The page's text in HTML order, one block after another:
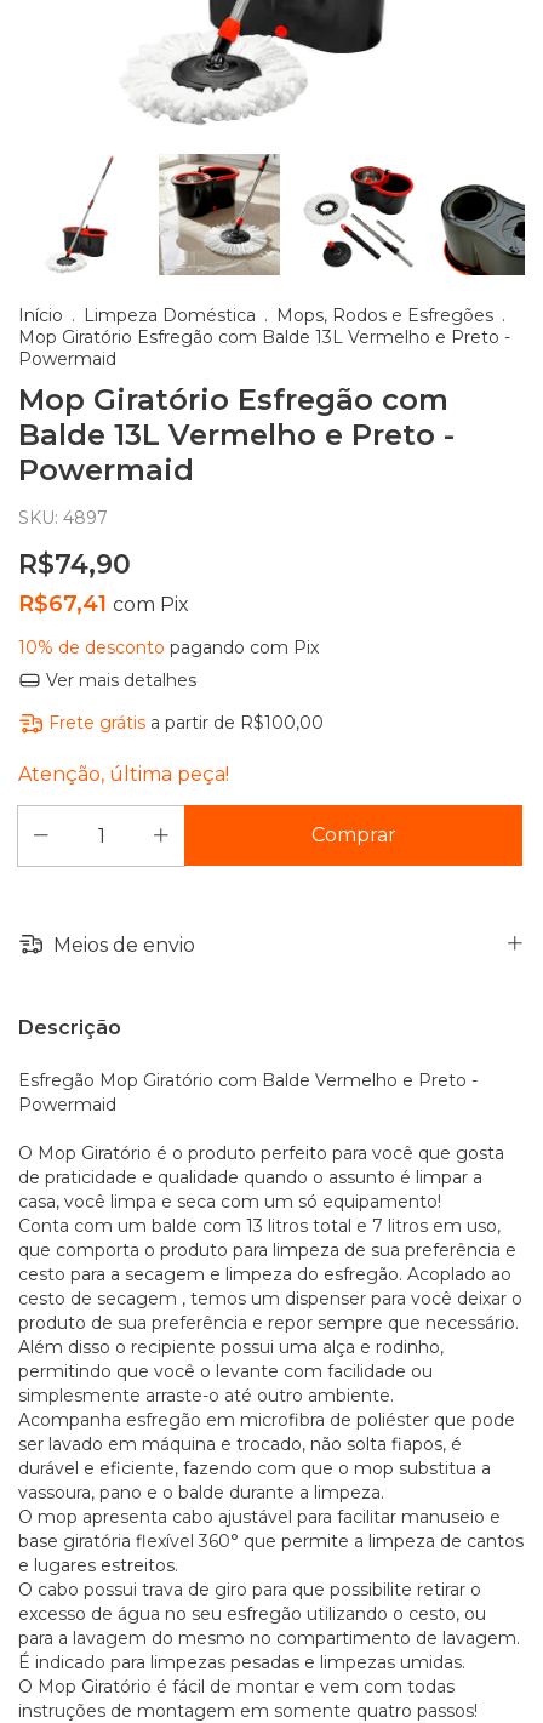
Início . Limpeza Doméstica . Mops, Rodos e Esfregões .
Mop Giratório Esfregão com Balde 13L Vermelho e Preto -
Powermaid
Mop Giratório Esfregão com
Balde 13L Vermelho e Preto -
Powermaid
SKU: 4897
R$74,90
R$67,41 com Pix
10% de desconto pagando com Pix
Ver mais detalhes
Frete grátis a partir de R$100,00
Atenção, última peça!
Meios de envio
Descrição
Esfregão Mop Giratório com Balde Vermelho e Preto -
Powermaid
O Mop Giratório é o produto perfeito para você que gosta
de praticidade e qualidade quando o assunto é limpar a
casa, você limpa e seca com um só equipamento!
Conta com um balde com 13 litros total e 7 litros em uso,
que comporta o produto para limpeza de sua preferência e
cesto para a secagem e limpeza do esfregão. Acoplado ao
cesto de secagem , temos um dispenser para você deixar o
produto de sua preferência e repor sempre que necessário.
Além disso o recipiente possui uma alça e rodinho,
permitindo que você o levante com facilidade ou
simplesmente arraste-o até outro ambiente.
Acompanha esfregão em microfibra de poliéster que pode
ser lavado em máquina e trocado, não solta fiapos, é
durável e eficiente, fazendo com que o mop substitua a
vassoura, pano e o balde durante a limpeza.
O mop apresenta cabo ajustável para facilitar manuseio e
base giratória flexível 360° que permite a limpeza de cantos
e lugares estreitos.
O cabo possui trava de giro para que possibilite retirar o
excesso de água no seu esfregão utilizando o cesto, ou
para a lavagem do mesmo no compartimento de lavagem.
É indicado para limpezas pesadas e limpezas umidas.
O Mop Giratório é fácil de montar e vem com todas
instruções de montagem em somente quatro passos!